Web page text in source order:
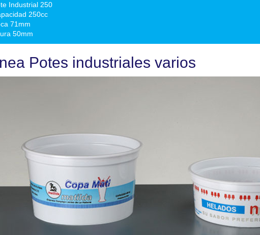
Industrial 250
250cc
71mm
50mm
Potes industriales varios